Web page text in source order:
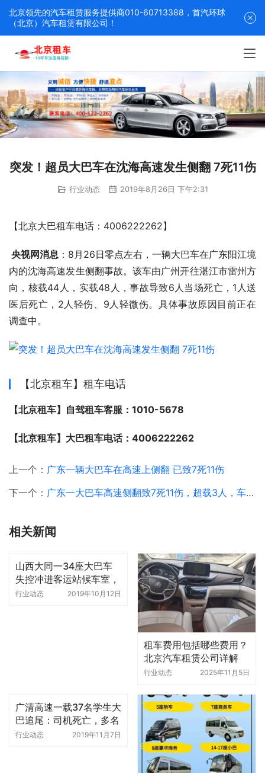
突发！超员大巴车在沈海高速发生侧翻 7死11伤
行业动态 2019年8月26日 下午2:31
【北京大巴租车电话：4006222262】
央视网消息 ：8月26日零点左右，一辆大巴车在广东阳江境
内的沈海高速发生侧翻事故。该车由广州开往湛江市雷州方
向，核载44人，实载48人，事故导致6人当场死亡，1人送
医后死亡，2人轻伤、9人轻微伤。具体事故原因目前正在
调查中。
【北京租车】租车电话
【北京租车】自驾租车客服：1010-5678
【北京租车】大巴租车电话：4006222262
上一个： 广东一辆大巴车在高速上侧翻 已致7死11伤
下一个： 广东一大巴车高速侧翻致7死11伤，超载3人，车上有4名儿童
相关新闻
山西大同一34座大巴车
失控冲进客运站候车室，
致2死1伤
行业动态 2019年10月12日
租车费用包括哪些费用？
北京汽车租赁公司详解
行业动态 2025年11月5日
广清高速一载37名学生大
巴追尾：司机死亡，多名
学生受伤
行业动态 2019年11月7日
北京领先的汽车租赁服务提供商010-60713388，首汽环球
（北京）汽车租赁有限公司！